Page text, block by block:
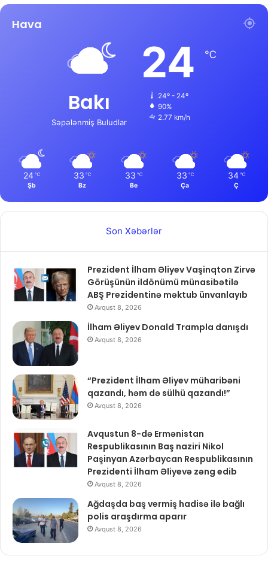
Hava
Bakı
Səpələnmiş Buludlar
24 ℃
24º - 24º
90%
2.77 km/h
24 ℃
Şb
33 ℃
Bz
33 ℃
Be
33 ℃
Ça
34 ℃
Ç
Son Xəbərlər
Prezident İlham Əliyev Vaşinqton Zirvə
Görüşünün ildönümü münasibətilə
ABŞ Prezidentinə məktub ünvanlayıb
Avqust 8, 2026
İlham Əliyev Donald Trampla danışdı
Avqust 8, 2026
“Prezident İlham Əliyev müharibəni
qazandı, həm də sülhü qazandı!”
Avqust 8, 2026
Avqustun 8-də Ermənistan
Respublikasının Baş naziri Nikol
Paşinyan Azərbaycan Respublikasının
Prezidenti İlham Əliyevə zəng edib
Avqust 8, 2026
Ağdaşda baş vermiş hadisə ilə bağlı
polis araşdırma aparır
Avqust 8, 2026